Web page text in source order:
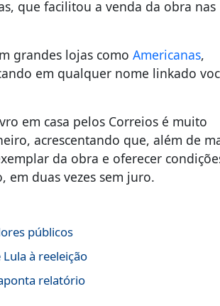
que facilitou a venda da obra nas
grandes lojas comoAmericanas,
em qualquer nome linkado
em casa pelos Correios é muito
acrescentando que, além de
da obra e oferecer
em duas vezes sem juro.
públicos
à reeleição
relatório